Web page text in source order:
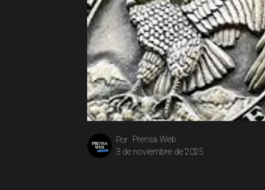
Prensa Web
Por
3 de noviembre de 2025